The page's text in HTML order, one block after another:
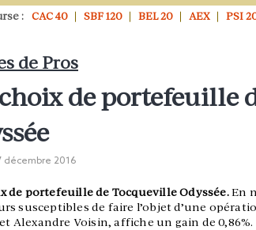
: CAC 40 SBF 120 BEL 20 AEX PSI
de Pros
de portefeuille
décembre 2016
de portefeuille de Tocqueville Odyssée.En
susceptibles de faire l’objet d’une
Alexandre Voisin, affiche un gain de